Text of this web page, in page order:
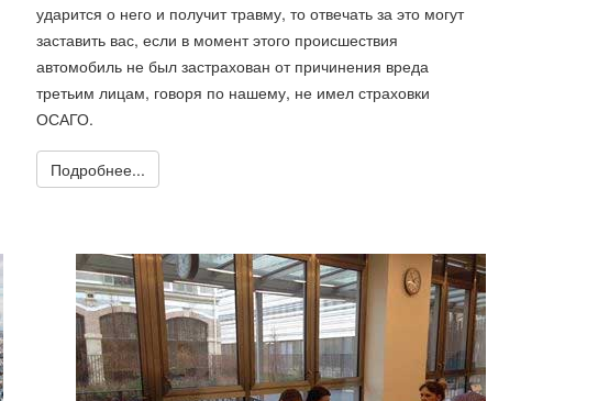
ударится о него и получит травму, то отвечать за это могут
заставить вас, если в момент этого происшествия
автомобиль не был застрахован от причинения вреда
третьим лицам, говоря по нашему, не имел страховки
ОСАГО.
Подробнее...